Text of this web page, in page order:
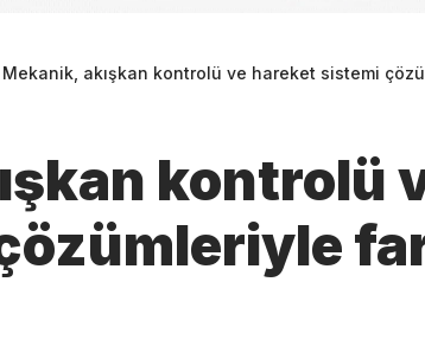
akışkan kontrolü ve hareket sistemi çözümleriyle
kontrolü